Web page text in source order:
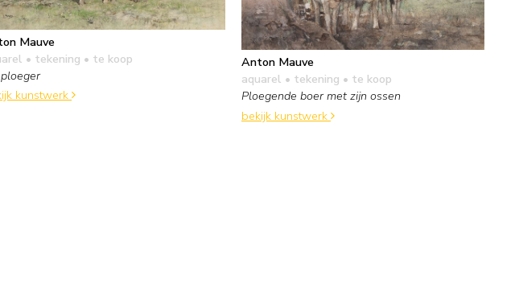
Mauve
• tekening • te koop
kunstwerk
Anton Mauve
aquarel • tekening • te koop
Ploegende boer met zijn ossen
bekijk kunstwerk